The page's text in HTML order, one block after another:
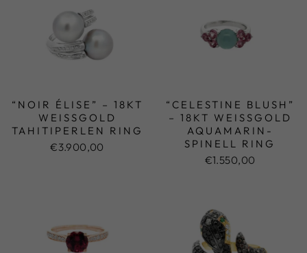
“NOIR ÉLISE” – 18KT
WEISSGOLD T
AHITIPERLEN RING
€3.900,00
“CELESTINE BLUSH”
– 18KT WEISSGOLD A
QUAMARIN-S
PINELL RING
€1.550,00